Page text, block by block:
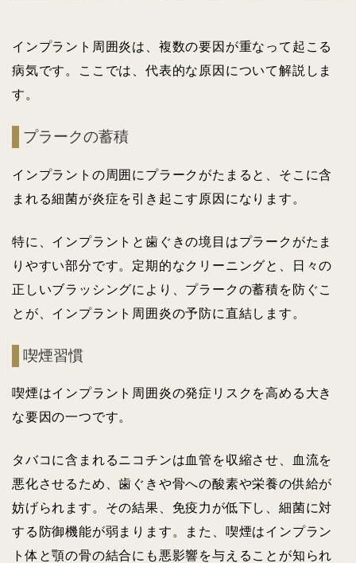
インプラント周囲炎は、複数の要因が重なって起こる
病気です。ここでは、代表的な原因について解説しま
す。
プラークの蓄積
インプラントの周囲にプラークがたまると、そこに含
まれる細菌が炎症を引き起こす原因になります。
特に、インプラントと歯ぐきの境目はプラークがたま
りやすい部分です。定期的なクリーニングと、日々の
正しいブラッシングにより、プラークの蓄積を防ぐこ
とが、インプラント周囲炎の予防に直結します。
喫煙習慣
喫煙はインプラント周囲炎の発症リスクを高める大き
な要因の一つです。
タバコに含まれるニコチンは血管を収縮させ、血流を
悪化させるため、歯ぐきや骨への酸素や栄養の供給が
妨げられます。その結果、免疫力が低下し、細菌に対
する防御機能が弱まります。また、喫煙はインプラン
ト体と顎の骨の結合にも悪影響を与えることが知られ